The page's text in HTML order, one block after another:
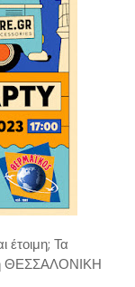
έτοιμη; Τα
ΘΕΣΣΑΛΟΝΙΚΗ